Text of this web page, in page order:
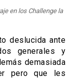
en los Challenge la
deslucida ante
generales y
demasiada
pero que les